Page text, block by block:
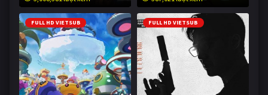
FULL HD VIETSUB FULL HD VIETSUB